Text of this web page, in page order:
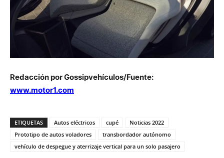
Redacción por Gossipvehículos/Fuente:
www.motor1.com
ETIQUETAS Autos eléctricos cupé
Noticias 2022
Prototipo de autos voladores
transbordador autónomo
vehículo de despegue y aterrizaje vertical para un solo pasajero